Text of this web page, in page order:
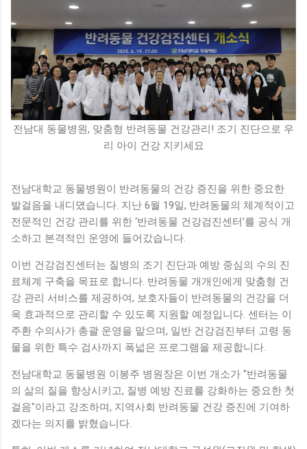
전남대 동물병원, 맞춤형 반려동물 건강관리! 조기 진단으로 우
리 아이 건강 지키세요
전남대학교 동물병원이 반려동물의 건강 증진을 위한 중요한
발걸음을 내디뎠습니다. 지난 6월 19일, 반려동물의 체계적이고
전문적인 건강 관리를 위한 ‘반려동물 건강검진센터’를 공식 개
소하고 본격적인 운영에 들어갔습니다.
이번 건강검진센터는 질병의 조기 진단과 예방 중심의 수의 진
료체계 구축을 목표로 합니다. 반려동물 개개인에게 맞춤형 건
강 관리 서비스를 제공하여, 보호자들이 반려동물의 건강을 더
욱 효과적으로 관리할 수 있도록 지원할 예정입니다. 센터는 이
주환 수의사가 총괄 운영을 맡으며, 일반 건강검진부터 고령 동
물을 위한 특수 검사까지 폭넓은 프로그램을 제공합니다.
전남대학교 동물병원 이봉주 병원장은 이번 개소가 "반려동물
의 삶의 질을 향상시키고, 질병 예방 진료를 강화하는 중요한 첫
걸음"이라고 강조하며, 지역사회 반려동물 건강 증진에 기여하
겠다는 의지를 밝혔습니다.